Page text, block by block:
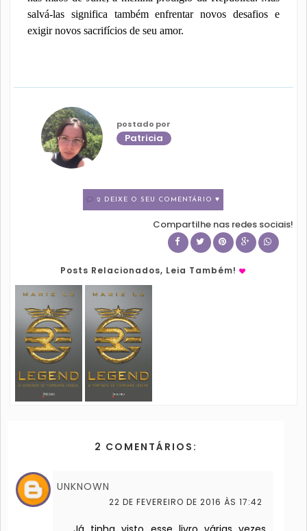
salvá-las significa também enfrentar novos desafios e
exigir novos sacrifícios de seu amor.
postado por
Patricia
2 DEIXE O SEU COMENTÁRIO ♥
Compartilhe nas redes sociais!
Posts Relacionados, Leia Também!
2 COMENTÁRIOS:
UNKNOWN
22 DE FEVEREIRO DE 2016 ÀS 17:42